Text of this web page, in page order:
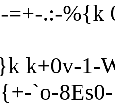
-=+-.:-%{k
k k+0v-1-
+-`o-8Es0-